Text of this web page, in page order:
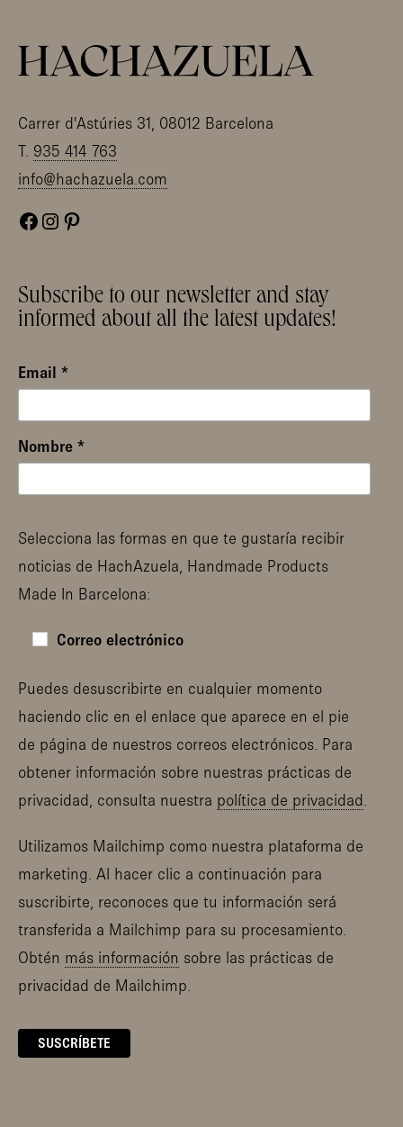
Carrer d'Astúries 31, 08012 Barcelona
T. 935 414 763
info@hachazuela.com
Facebook
Instagram
Pinterest
Subscribe to our newsletter and stay
informed about all the latest updates!
Email *
Nombre *
Selecciona las formas en que te gustaría recibir
noticias de HachAzuela, Handmade Products
Made In Barcelona:
Correo electrónico
Puedes desuscribirte en cualquier momento
haciendo clic en el enlace que aparece en el pie
de página de nuestros correos electrónicos. Para
obtener información sobre nuestras prácticas de
privacidad, consulta nuestra política de privacidad.
Utilizamos Mailchimp como nuestra plataforma de
marketing. Al hacer clic a continuación para
suscribirte, reconoces que tu información será
transferida a Mailchimp para su procesamiento.
Obtén más información sobre las prácticas de
privacidad de Mailchimp.